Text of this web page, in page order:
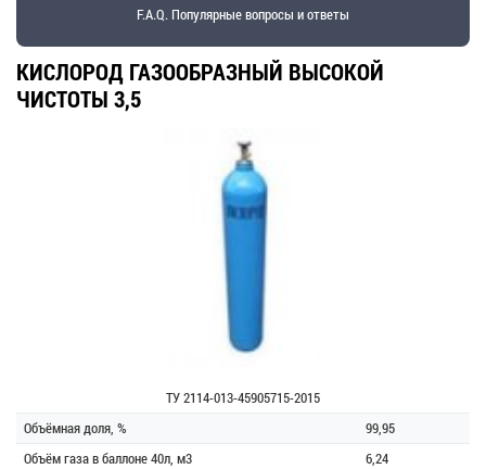
F.A.Q. Популярные вопросы и ответы
КИСЛОРОД ГАЗООБРАЗНЫЙ ВЫСОКОЙ
ЧИСТОТЫ 3,5
ТУ 2114-013-45905715-2015
Объёмная доля, %
99,95
Объём газа в баллоне 40л, м3
6,24